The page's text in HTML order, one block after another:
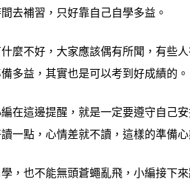
去補習，只好靠自己自學多益。
麼不好，大家應該偶有所聞，有些
多益，其實也是可以考到好成績的。
在這邊提醒，就是一定要遵守自己
一點，心情差就不讀，這樣的準備
，也不能無頭蒼蠅亂飛，小編接下